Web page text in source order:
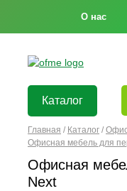
О нас
Каталог
Главная / Каталог /
Офисная мебель для
Офисная
Next